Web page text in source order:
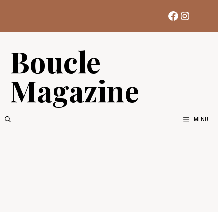
contenu
Facebook
Boucle
Magazine
MENU